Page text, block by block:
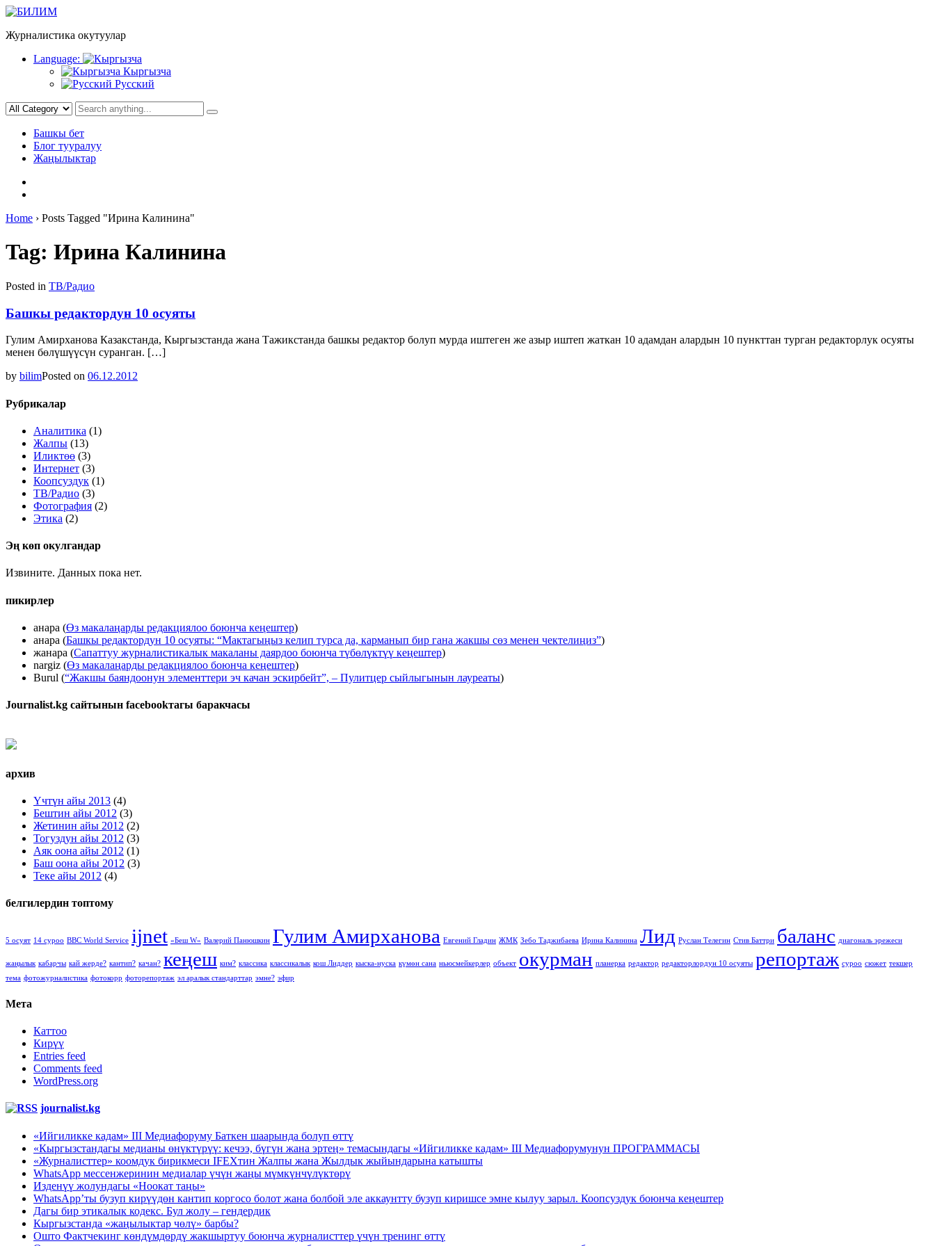
Skip
content
Журналистика окутуулар
Language:
Кыргызча
Русский
Башкы бет
Блог тууралуу
Жаңылыктар
Home › Posts Tagged "Ирина Калинина"
Tag: Ирина Калинина
Posted in ТВ/Радио
Башкы редактордун 10 осуяты
Гулим Амирханова Казакстанда, Кыргызстанда жана Тажикстанда башкы редактор болуп мурда иштеген же азыр иштеп жаткан 10 адамдан алардын 10 пункттан турган редакторлук осуяты
менен бөлүшүүсүн суранган. […]
by bilimPosted on 06.12.2012
Рубрикалар
Аналитика (1)
Жалпы (13)
Иликтөө (3)
Интернет (3)
Коопсуздук (1)
ТВ/Радио (3)
Фотография (2)
Этика (2)
Эң көп окулгандар
Извините. Данных пока нет.
пикирлер
анара (Өз макалаңарды редакциялоо боюнча кеңештер)
анара (Башкы редактордун 10 осуяты: “Мактагыңыз келип турса да, карманып бир гана жакшы сөз менен чектелиңиз”)
жанара (Сапаттуу журналистикалык макаланы даярдоо боюнча түбөлүктүү кеңештер)
nargiz (Өз макалаңарды редакциялоо боюнча кеңештер)
Burul (“Жакшы баяндоонун элементтери эч качан эскирбейт”, – Пулитцер сыйлыгынын лауреаты)
Journalist.kg сайтынын facebookтагы баракчасы
архив
Үчтүн айы 2013 (4)
Бештин айы 2012 (3)
Жетинин айы 2012 (2)
Тогуздун айы 2012 (3)
Аяк оона айы 2012 (1)
Баш оона айы 2012 (3)
Теке айы 2012 (4)
белгилердин топтому
5 осуят 14 суроо BBC World Service ijnet «Беш W» Валерий Панюшкин Гулим Амирханова Евгений Гладин ЖМК Зебо Таджибаева Ирина Калинина Лид Руслан Телегин Стив Баттри баланс диагональ эрежеси
жаңылык кабарчы кай жерде? кантип? качан? кеңеш ким? классика классикалык кош Лиддер кыска-нуска күмөн сана ньюсмейкерлер объект окурман планерка редактор редакторлордун 10 осуяты репортаж суроо сюжет текшер
тема фотожурналистика фотокорр фоторепортаж эл аралык стандарттар эмне? эфир
Мета
Каттоо
Кирүү
Entries feed
Comments feed
WordPress.org
journalist.kg
«Ийгиликке кадам» III Медиафоруму Баткен шаарында болуп өттү
«Кыргызстандагы медианы өнүктүрүү: кечээ, бүгүн жана эртеӊ» темасындагы «Ийгиликке кадам» III Медиафорумунун ПРОГРАММАСЫ
«Журналисттер» коомдук бирикмеси IFEXтин Жалпы жана Жылдык жыйындарына катышты
WhatsApp мессенжеринин медиалар үчүн жаңы мүмкүнчүлүктөрү
Изденүү жолундагы «Ноокат таңы»
WhatsApp’ты бузуп кирүүдөн кантип коргосо болот жана болбой эле аккаунтту бузуп киришсе эмне кылуу зарыл. Коопсуздук боюнча кеңештер
Дагы бир этикалык кодекс. Бул жолу – гендердик
Кыргызстанда «жаңылыктар чөлү» барбы?
Ошто Фактчекинг көндүмдөрдү жакшыртуу боюнча журналисттер үчүн тренинг өттү